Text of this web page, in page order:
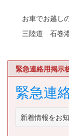
お車でお越し
三陸道 石巻
緊急連絡用掲示
緊急連
新着情報をお